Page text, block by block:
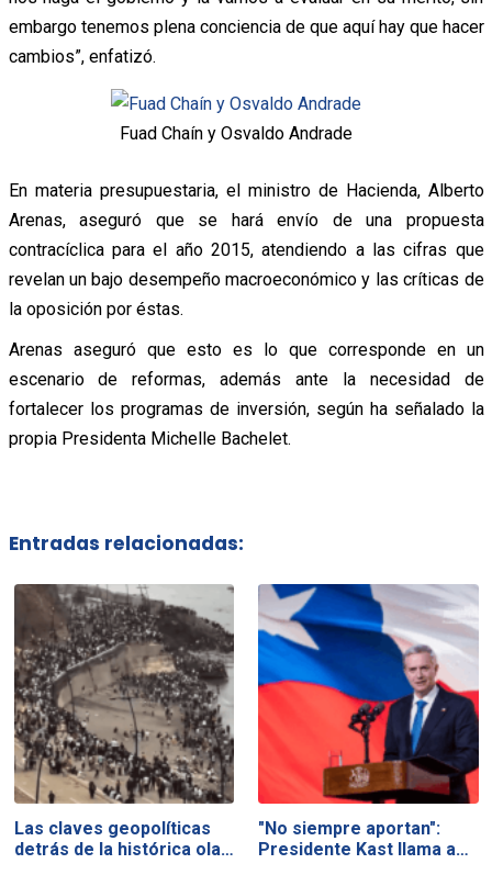
embargo tenemos plena conciencia de que aquí hay que hacer
cambios”, enfatizó.
Fuad Chaín y Osvaldo Andrade
En materia presupuestaria, el ministro de Hacienda, Alberto
Arenas, aseguró que se hará envío de una propuesta
contracíclica para el año 2015, atendiendo a las cifras que
revelan un bajo desempeño macroeconómico y las críticas de
la oposición por éstas.
Arenas aseguró que esto es lo que corresponde en un
escenario de reformas, además ante la necesidad de
fortalecer los programas de inversión, según ha señalado la
propia Presidenta Michelle Bachelet.
Entradas relacionadas:
Las claves geopolíticas
detrás de la histórica ola…
"No siempre aportan":
Presidente Kast llama a…